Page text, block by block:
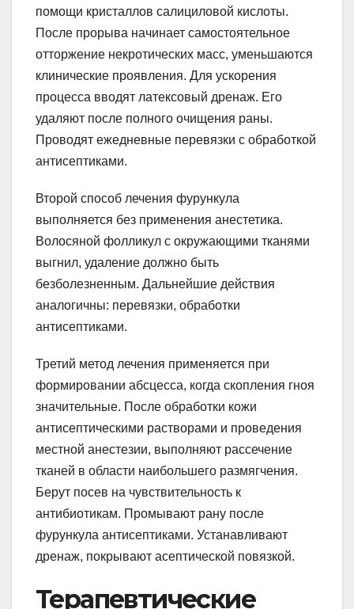
помощи кристаллов салициловой кислоты.
После прорыва начинает самостоятельное
отторжение некротических масс, уменьшаются
клинические проявления. Для ускорения
процесса вводят латексовый дренаж. Его
удаляют после полного очищения раны.
Проводят ежедневные перевязки с обработкой
антисептиками.
Второй способ лечения фурункула
выполняется без применения анестетика.
Волосяной фолликул с окружающими тканями
выгнил, удаление должно быть
безболезненным. Дальнейшие действия
аналогичны: перевязки, обработки
антисептиками.
Третий метод лечения применяется при
формировании абсцесса, когда скопления гноя
значительные. После обработки кожи
антисептическими растворами и проведения
местной анестезии, выполняют рассечение
тканей в области наибольшего размягчения.
Берут посев на чувствительность к
антибиотикам. Промывают рану после
фурункула антисептиками. Устанавливают
дренаж, покрывают асептической повязкой.
Терапевтические